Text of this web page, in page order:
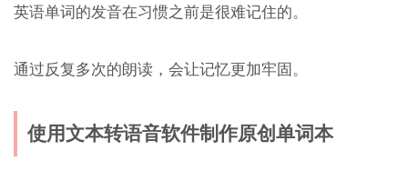
英语单词的发音在习惯之前是很难记住的。
通过反复多次的朗读，会让记忆更加牢固。
使用文本转语音软件制作原创单词本